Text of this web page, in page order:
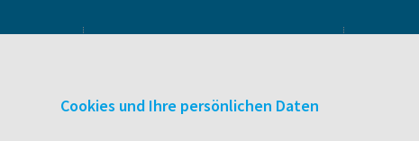
Buchhandel
Cookies und Ihre persönlichen Daten